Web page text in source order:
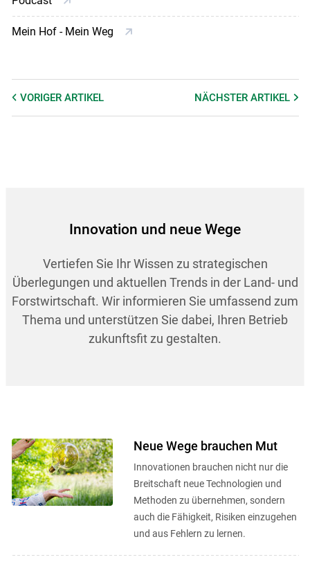
Mein Hof - Mein Weg
VORIGER ARTIKEL NÄCHSTERARTIKEL
Innovation und neue Wege
Vertiefen Sie Ihr Wissen zu strategischen
Überlegungen und aktuellen Trends in der Land- und
Forstwirtschaft. Wir informieren Sie umfassend zum
Thema und unterstützen Sie dabei, Ihren Betrieb
zukunftsfit zu gestalten.
Neue Wege brauchen Mut
Innovationen brauchen nicht nur die
Breitschaft neue Technologien und
Methoden zu übernehmen, sondern
auch die Fähigkeit, Risiken einzugehen
und aus Fehlern zu lernen.